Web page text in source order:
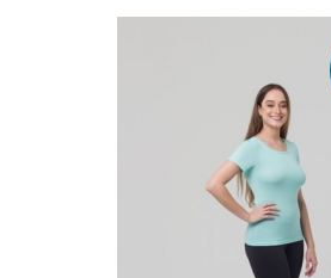
uniforme
ideal para sua empresa